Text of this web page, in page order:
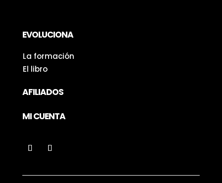
EVOLUCIONA
La formación
El libro
AFILIADOS
MI CUENTA